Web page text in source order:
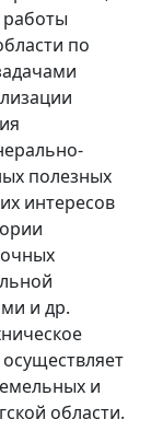
работы
по
полезных
интересов
и др.
и
области.